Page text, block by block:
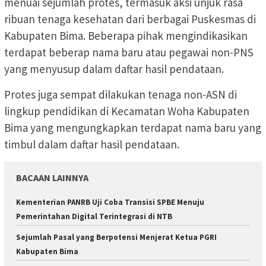
ribuan tenaga kesehatan dari berbagai Puskesmas di
Kabupaten Bima. Beberapa pihak mengindikasikan
terdapat beberap nama baru atau pegawai non-PNS
yang menyusup dalam daftar hasil pendataan.
Protes juga sempat dilakukan tenaga non-ASN di
lingkup pendidikan di Kecamatan Woha Kabupaten
Bima yang mengungkapkan terdapat nama baru yang
timbul dalam daftar hasil pendataan.
BACAAN LAINNYA
Kementerian PANRB Uji Coba Transisi SPBE Menuju
Pemerintahan Digital Terintegrasi di NTB
Sejumlah Pasal yang Berpotensi Menjerat Ketua PGRI
Kabupaten Bima